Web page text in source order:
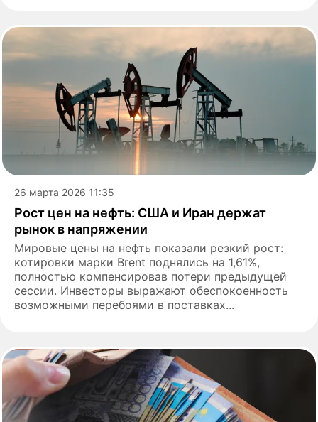
26 марта 2026 11:35
Рост цен на нефть: США и Иран держат
рынок в напряжении
Мировые цены на нефть показали резкий рост:
котировки марки Brent поднялись на 1,61%,
полностью компенсировав потери предыдущей
сессии. Инвесторы выражают обеспокоенность
возможными перебоями в поставках...